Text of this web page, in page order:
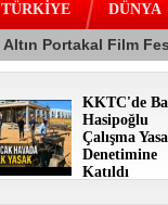
TÜRKİYE DÜNYA
KKTC'de
Hasipoğlu
Çalışma
Denetimine
Katıldı